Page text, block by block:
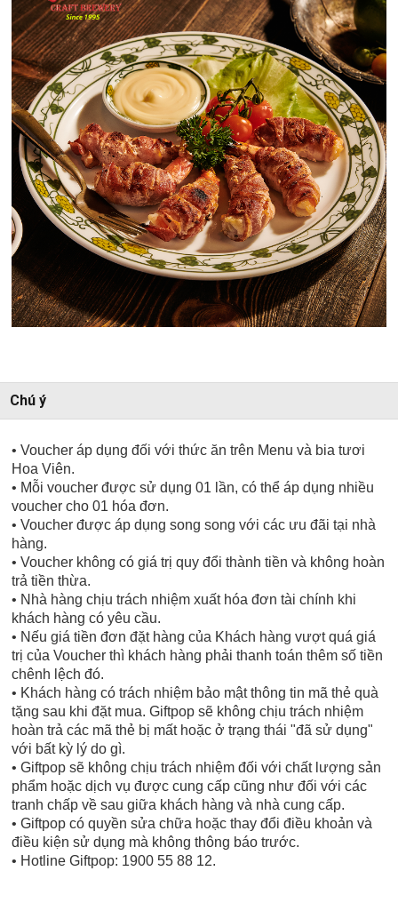
Chú ý
• Voucher áp dụng đối với thức ăn trên Menu và bia tươi
Hoa Viên.
• Mỗi voucher được sử dụng 01 lần, có thể áp dụng nhiều
voucher cho 01 hóa đơn.
• Voucher được áp dụng song song với các ưu đãi tại nhà
hàng.
• Voucher không có giá trị quy đổi thành tiền và không hoàn
trả tiền thừa.
• Nhà hàng chịu trách nhiệm xuất hóa đơn tài chính khi
khách hàng có yêu cầu.
• Nếu giá tiền đơn đặt hàng của Khách hàng vượt quá giá
trị của Voucher thì khách hàng phải thanh toán thêm số tiền
chênh lệch đó.
• Khách hàng có trách nhiệm bảo mật thông tin mã thẻ quà
tặng sau khi đặt mua. Giftpop sẽ không chịu trách nhiệm
hoàn trả các mã thẻ bị mất hoặc ở trạng thái "đã sử dụng"
với bất kỳ lý do gì.
• Giftpop sẽ không chịu trách nhiệm đối với chất lượng sản
phẩm hoặc dịch vụ được cung cấp cũng như đối với các
tranh chấp về sau giữa khách hàng và nhà cung cấp.
• Giftpop có quyền sửa chữa hoặc thay đổi điều khoản và
điều kiện sử dụng mà không thông báo trước.
• Hotline Giftpop: 1900 55 88 12.